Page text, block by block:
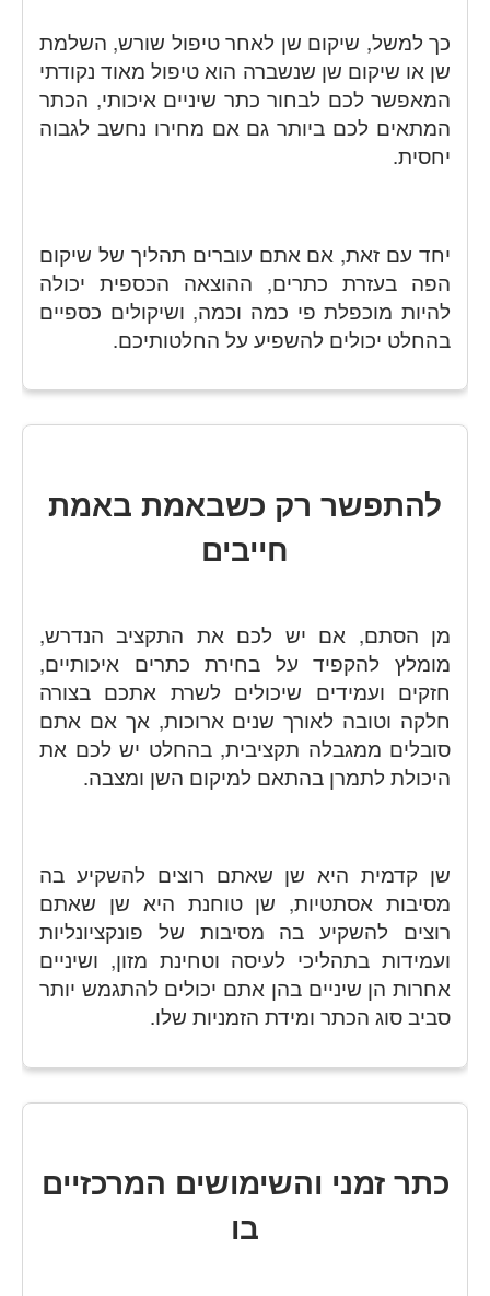
כך למשל, שיקום שן לאחר טיפול שורש, השלמת
שן או שיקום שן שנשברה הוא טיפול מאוד נקודתי
המאפשר לכם לבחור כתר שיניים איכותי, הכתר
המתאים לכם ביותר גם אם מחירו נחשב לגבוה
יחסית.
יחד עם זאת, אם אתם עוברים תהליך של שיקום
הפה בעזרת כתרים, ההוצאה הכספית יכולה
להיות מוכפלת פי כמה וכמה, ושיקולים כספיים
בהחלט יכולים להשפיע על החלטותיכם.
להתפשר רק כשבאמת באמת
חייבים
מן הסתם, אם יש לכם את התקציב הנדרש,
מומלץ להקפיד על בחירת כתרים איכותיים,
חזקים ועמידים שיכולים לשרת אתכם בצורה
חלקה וטובה לאורך שנים ארוכות, אך אם אתם
סובלים ממגבלה תקציבית, בהחלט יש לכם את
היכולת לתמרן בהתאם למיקום השן ומצבה.
שן קדמית היא שן שאתם רוצים להשקיע בה
מסיבות אסתטיות, שן טוחנת היא שן שאתם
רוצים להשקיע בה מסיבות של פונקציונליות
ועמידות בתהליכי לעיסה וטחינת מזון, ושיניים
אחרות הן שיניים בהן אתם יכולים להתגמש יותר
סביב סוג הכתר ומידת הזמניות שלו.
כתר זמני והשימושים המרכזיים
בו